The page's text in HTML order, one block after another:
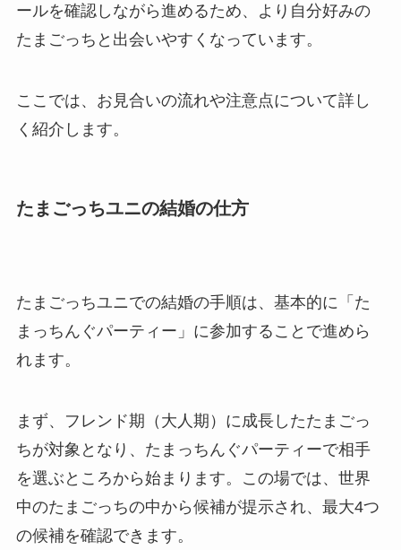
ールを確認しながら進めるため、より自分好みの
たまごっちと出会いやすくなっています。
ここでは、お見合いの流れや注意点について詳し
く紹介します。
たまごっちユニの結婚の仕方
たまごっちユニでの結婚の手順は、基本的に「た
まっちんぐパーティー」に参加することで進めら
れます。
まず、フレンド期（大人期）に成長したたまごっ
ちが対象となり、たまっちんぐパーティーで相手
を選ぶところから始まります。この場では、世界
中のたまごっちの中から候補が提示され、最大4つ
の候補を確認できます。